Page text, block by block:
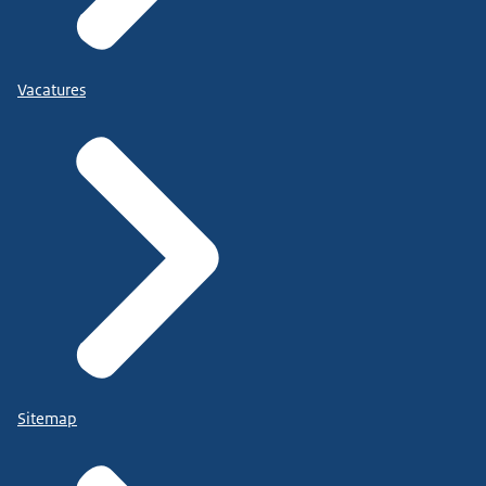
Vacatures
Sitemap